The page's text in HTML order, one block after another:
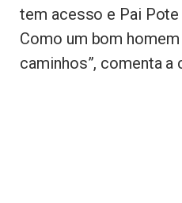
tem acesso e Pai
Como um bom
caminhos”, comenta a